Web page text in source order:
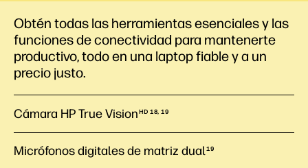
Obtén todas las herramientas esenciales y las
funciones de conectividad para mantenerte
productivo, todo en una laptop fiable y a un
precio justo.
Cámara HP True Vision HD 18, 19
Micrófonos digitales de matriz dual19